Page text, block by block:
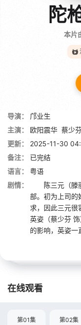
陀
本片
导演：
邝业生
主演：
欧阳震华 蔡少
更新：
2025-11-30
备注：
已完结
语言：
粤语
剧情：
陈三元（滕丽
部。初为上司的
求，因此三元很
英姿（蔡少芬
的影响，英姿一
在线观看
第01集 第02集